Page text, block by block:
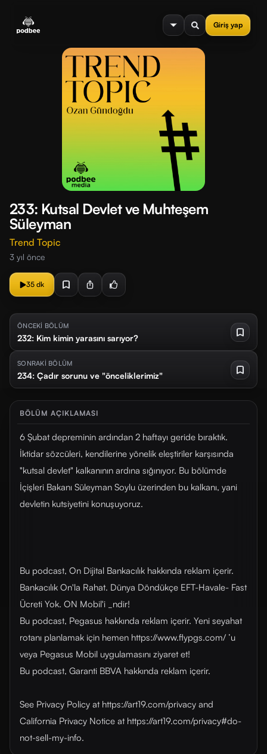
Giriş yap
menu
233: Kutsal Devlet ve Muhteşem
Süleyman
Trend Topic
3 yıl önce
35 dk
ÖNCEKİ BÖLÜM
232: Kim kimin yarasını sarıyor?
SONRAKİ BÖLÜM
234: Çadır sorunu ve "önceliklerimiz"
BÖLÜM AÇIKLAMASI
6 Şubat depreminin ardından 2 haftayı geride bıraktık.
İktidar sözcüleri, kendilerine yönelik eleştiriler karşısında
"kutsal devlet" kalkanının ardına sığınıyor. Bu bölümde
İçişleri Bakanı Süleyman Soylu üzerinden bu kalkanı, yani
devletin kutsiyetini konuşuyoruz.
Bu podcast, On Dijital Bankacılık hakkında reklam içerir.
Bankacılık On'la Rahat. Dünya Döndükçe EFT-Havale- Fast
Ücreti Yok. ON Mobil'i _ndir!
Bu podcast, Pegasus hakkında reklam içerir. Yeni seyahat
rotanı planlamak için hemen https://www.flypgs.com/ ’u
veya Pegasus Mobil uygulamasını ziyaret et!
Bu podcast, Garanti BBVA hakkında reklam içerir.
See Privacy Policy at https://art19.com/privacy and
California Privacy Notice at https://art19.com/privacy#do-
not-sell-my-info.